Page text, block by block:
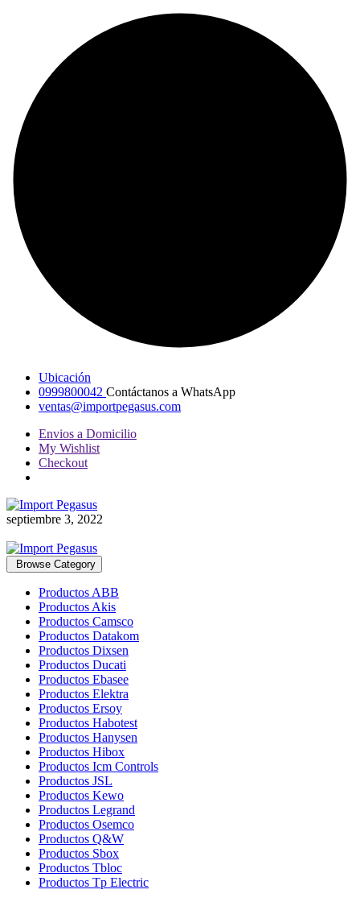
Ubicación
0999800042 Contáctanos a WhatsApp
ventas@importpegasus.com
Envios a Domicilio
My Wishlist
Checkout
septiembre 3, 2022
Browse Category
Productos ABB
Productos Akis
Productos Camsco
Productos Datakom
Productos Dixsen
Productos Ducati
Productos Ebasee
Productos Elektra
Productos Ersoy
Productos Habotest
Productos Hanysen
Productos Hibox
Productos Icm Controls
Productos JSL
Productos Kewo
Productos Legrand
Productos Osemco
Productos Q&W
Productos Sbox
Productos Tbloc
Productos Tp Electric